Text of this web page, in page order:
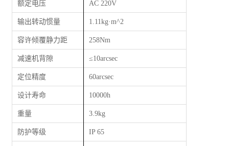
额定电压 AC 220V
输出转动惯量 1.11kg·m^2
容许倾覆静力距 258Nm
减速机背隙 ≤10arcsec
定位精度 60arcsec
设计寿命 10000h
重量 3.9kg
防护等级 IP 65